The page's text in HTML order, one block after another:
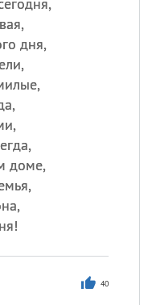
дня,
доме,
40